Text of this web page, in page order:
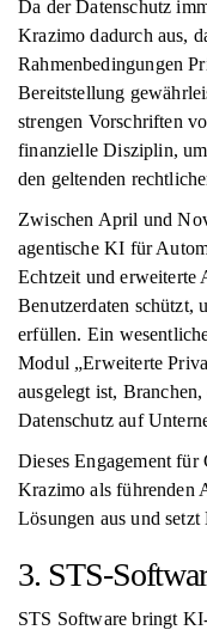
Da der Datenschutz
Krazimo dadurch aus,
Rahmenbedingungen
Bereitstellung
strengen Vorschriften
finanzielle Disziplin,
den geltenden
Zwischen April und
agentische KI für
Echtzeit und erweiterte
Benutzerdaten schützt,
erfüllen. Ein
Modul „Erweiterte
ausgelegt ist,
Datenschutz auf
Dieses Engagement
Krazimo als führenden
Lösungen aus und
3. STS-
STS Software bringt